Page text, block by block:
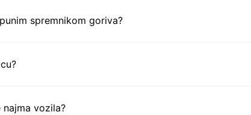
spremnikom goriva?
vozila?